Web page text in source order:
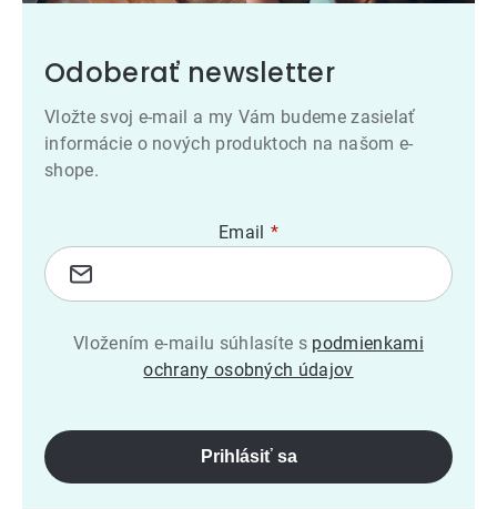
Odoberať newsletter
Vložte svoj e-mail a my Vám budeme zasielať
informácie o nových produktoch na našom e-
shope.
Email
Vložením e-mailu súhlasíte s podmienkami
ochrany osobných údajov
Prihlásiť sa